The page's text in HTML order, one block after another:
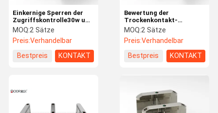
Einkernige Sperren der
Zugriffskontrolle30w und
Tore, automatisiertes
Drehkreuz-Cer bestätigt
MOQ:2 Sätze
Preis:Verhandelbar
Bestpreis
KONTAKT
Bewertung der
Trockenkontakt-
Signaleingang-
Drehkreuz-
Sicherheitssystem-
Schwenktür-Ip65
MOQ:2 Sätze
Preis:Verhandelbar
Bestpreis
KONTAKT